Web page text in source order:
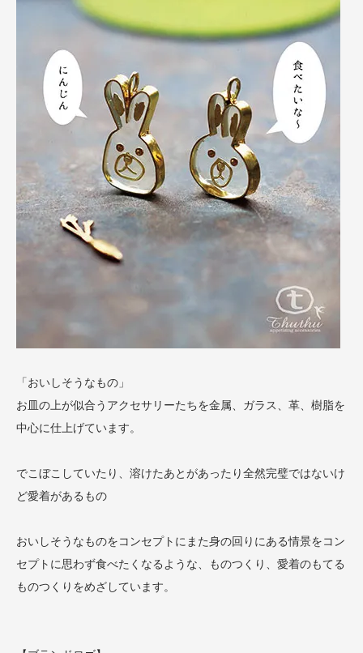
「おいしそうなもの」
お皿の上が似合うアクセサリーたちを金属、ガラス、革、樹脂を
中心に仕上げています。
でこぼこしていたり、溶けたあとがあったり全然完璧ではないけ
ど愛着があるもの
おいしそうなものをコンセプトにまた身の回りにある情景をコン
セプトに思わず食べたくなるような、ものつくり、愛着のもてる
ものつくりをめざしています。